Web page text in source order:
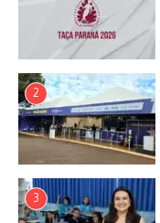
2
3